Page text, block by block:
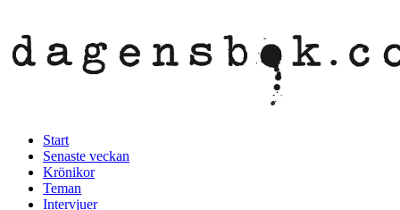
Start
Senaste veckan
Krönikor
Teman
Intervjuer